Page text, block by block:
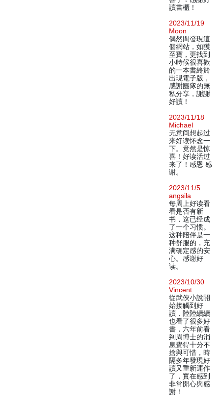
讀書櫃！
2023/11/19
Moon
偶然間發現這
個網站，如獲
至寶，更找到
小時候很喜歡
的一本書終於
出現電子版，
感謝團隊的無
私分享，謝謝
好讀！
2023/11/18
Michael
无意间想起过
来好读怀念一
下。竟然是惊
喜！好读活过
来了！感恩 感
谢。
2023/11/5
angsila
每周上好读看
看是否有新
书，这已经成
了一个习惯。
这种陪伴是一
种舒服的，充
满确定感的安
心。感谢好
读。
2023/10/30
Vincent
從武俠小說開
始接觸到好
讀，陸陸續續
也看了很多好
書，六年前看
到周博士的消
息覺得十分不
捨與可惜，時
隔多年發現好
讀又重新運作
了，實在感到
非常開心與感
謝！